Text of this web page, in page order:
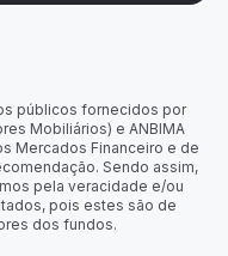
públicos fornecidos por
Mobiliários) e ANBIMA
Mercados Financeiro e de
Sendo assim,
pela veracidade e/ou
pois estes são de
dos fundos.